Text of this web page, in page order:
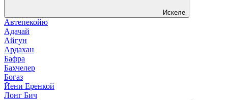
Искеле
Автепекойю
Адачай
Айгун
Ардахан
Бафра
Бахчелер
Богаз
Йени Еренкой
Лонг Бич